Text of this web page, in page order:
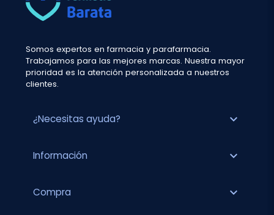
Somos expertos en farmacia y parafarmacia.
Trabajamos para las mejores marcas. Nuestra mayor
prioridad es la atención personalizada a nuestros
clientes.
¿Necesitas ayuda? expand_more
Información expand_more
Compra expand_more